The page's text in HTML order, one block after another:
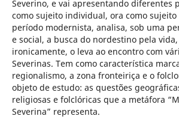
Severino, e vai apresentando diferentes
como sujeito individual, ora como sujeito
período modernista, analisa, sob uma
e social, a busca do nordestino pela
ironicamente, o leva ao encontro com
Severinas. Tem como característica
regionalismo, a zona fronteiriça e o
objeto de estudo: as questões
religiosas e folclóricas que a metáfora
Severina” representa.